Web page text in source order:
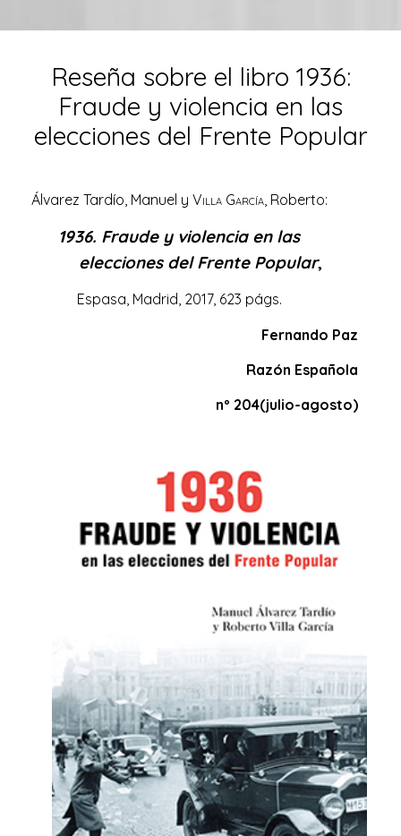
Reseña sobre el libro 1936:
Fraude y violencia en las
elecciones del Frente Popular
Álvarez Tardío , Manuel y Villa García, Roberto:
1936. Fraude y violencia en las
elecciones del Frente Popular,
Espasa, Madrid, 2017, 623 págs.
Fernando Paz
Razón Española
nº 204(julio-agosto)